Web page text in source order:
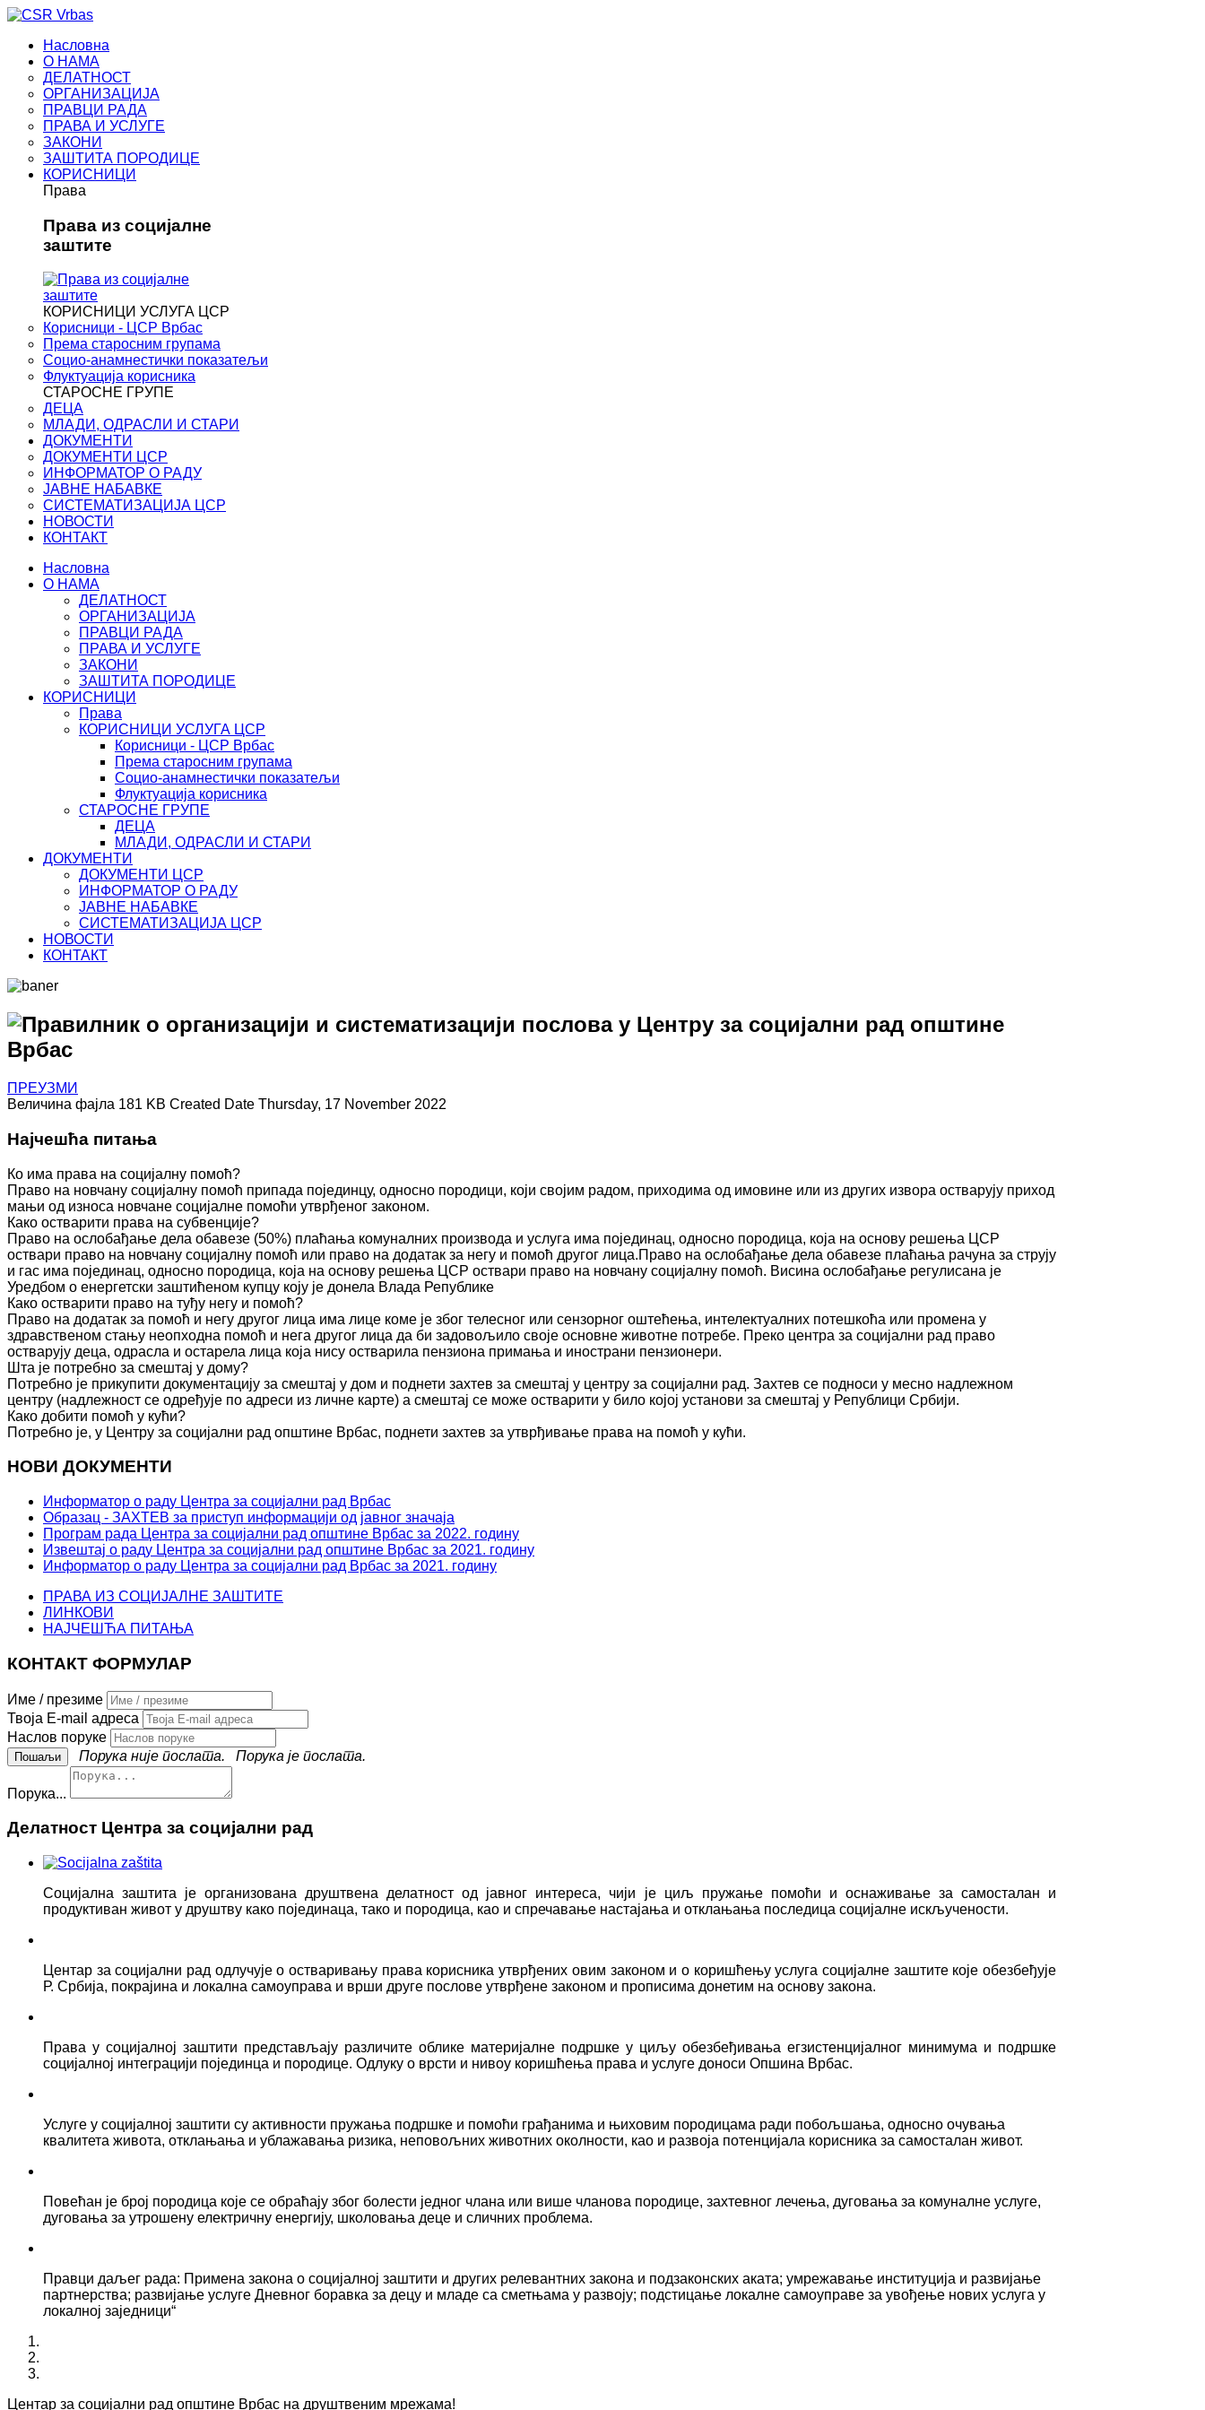
Насловна
О НАМА
ДЕЛАТНОСТ
ОРГАНИЗАЦИЈА
ПРАВЦИ РАДА
ПРАВА И УСЛУГЕ
ЗАКОНИ
ЗАШТИТА ПОРОДИЦЕ
КОРИСНИЦИ
Права
Права из социјалне
заштите
КОРИСНИЦИ УСЛУГА ЦСР
Корисници - ЦСР Врбас
Према старосним групама
Социо-анамнестички показатељи
Флуктуација корисника
СТАРОСНЕ ГРУПЕ
ДЕЦА
МЛАДИ, ОДРАСЛИ И СТАРИ
ДОКУМЕНТИ
ДОКУМЕНТИ ЦСР
ИНФОРМАТОР О РАДУ
ЈАВНЕ НАБАВКЕ
СИСТЕМАТИЗАЦИЈА ЦСР
НОВОСТИ
КОНТАКТ
Насловна
О НАМА
ДЕЛАТНОСТ
ОРГАНИЗАЦИЈА
ПРАВЦИ РАДА
ПРАВА И УСЛУГЕ
ЗАКОНИ
ЗАШТИТА ПОРОДИЦЕ
КОРИСНИЦИ
Права
КОРИСНИЦИ УСЛУГА ЦСР
Корисници - ЦСР Врбас
Према старосним групама
Социо-анамнестички показатељи
Флуктуација корисника
СТАРОСНЕ ГРУПЕ
ДЕЦА
МЛАДИ, ОДРАСЛИ И СТАРИ
ДОКУМЕНТИ
ДОКУМЕНТИ ЦСР
ИНФОРМАТОР О РАДУ
ЈАВНЕ НАБАВКЕ
СИСТЕМАТИЗАЦИЈА ЦСР
НОВОСТИ
КОНТАКТ
Правилник о организацији и систематизацији послова у Центру за социјални рад општине
Врбас
ПРЕУЗМИ
Величина фајла 181 KB Created Date Thursday, 17 November 2022
Најчешћа питања
Ко има права на социјалну помоћ?
Право на новчану социјалну помоћ припада појединцу, односно породици, који својим радом, приходима од имовине или из других извора остварују приход
мањи од износа новчане социјалне помоћи утврђеног законом.
Како остварити права на субвенције?
Право на ослобађање дела обавезе (50%) плаћања комуналних производа и услуга има појединац, односно породица, која на основу решења ЦСР
оствари право на новчану социјалну помоћ или право на додатак за негу и помоћ другог лица.Право на ослобађање дела обавезе плаћања рачуна за струју
и гас има појединац, односно породица, која на основу решења ЦСР оствари право на новчану социјалну помоћ. Висина ослобађање регулисана је
Уредбом о енергетски заштићеном купцу коју је донела Влада Републике
Како остварити право на туђу негу и помоћ?
Право на додатак за помоћ и негу другог лица има лице коме је због телесног или сензорног оштећења, интелектуалних потешкоћа или промена у
здравственом стању неопходна помоћ и нега другог лица да би задовољило своје основне животне потребе. Преко центра за социјални рад право
остварују деца, одрасла и остарела лица која нису остварила пензиона примања и инострани пензионери.
Шта је потребно за смештај у дому?
Потребно је прикупити документацију за смештај у дом и поднети захтев за смештај у центру за социјални рад. Захтев се подноси у месно надлежном
центру (надлежност се одређује по адреси из личне карте) а смештај се може остварити у било којој установи за смештај у Републици Србији.
Како добити помоћ у кући?
Потребно је, у Центру за социјални рад општине Врбас, поднети захтев за утврђивање права на помоћ у кући.
НОВИ ДОКУМЕНТИ
Информатор о раду Центра за социјални рад Врбас
Образац - ЗАХТЕВ за приступ информацији од јавног значаја
Програм рада Центра за социјални рад општине Врбас за 2022. годину
Извештај о раду Центра за социјални рад општине Врбас за 2021. годину
Информатор о раду Центра за социјални рад Врбас за 2021. годину
ПРАВА ИЗ СОЦИЈАЛНЕ ЗАШТИТЕ
ЛИНКОВИ
НАЈЧЕШЋА ПИТАЊА
КОНТАКТ ФОРМУЛАР
Име / презиме
Твоја E-mail адреса
Наслов поруке
Порука није послата.
Порука је послата.
Порука...
Делатност Центра за социјални рад
Социјална заштита је организована друштвена делатност од јавног интереса, чији је циљ пружање помоћи и оснаживање за самосталан и
продуктиван живот у друштву како појединаца, тако и породица, као и спречавање нaстајања и отклањања последица социјалне искључености.
Центар за социјални рад одлучује о остваривању права корисника утврђених овим законом и о коришћењу услуга социјалне заштите које обезбеђује
Р. Србија, покрајина и локална самоуправа и врши друге послове утврђене законом и прописима донетим на основу закона.
Права у социјалној заштити представљају различите облике материјалне подршке у циљу обезбеђивања егзистенцијалног минимума и подршке
социјалној интеграцији појединца и породице. Одлуку о врсти и нивоу коришћења права и услуге доноси Опшина Врбас.
Услуге у социјалној заштити су активности пружања подршке и помоћи грађанима и њиховим породицама ради побољшања, односно очувања
квалитета живота, отклањања и ублажавања ризика, неповољних животних околности, као и развоја потенцијала корисника за самосталан живот.
Повећан је број породица које се обраћају због болести једног члана или више чланова породице, захтевног лечења, дуговања за комуналне услуге,
дуговања за утрошену електричну енергију, школовања деце и сличних проблема.
Правци даљег рада: Примена закона о социјалној заштити и других релевантних закона и подзаконских аката; умрежавање институција и развијање
партнерства; развијање услуге Дневног боравка за децу и младе са сметњама у развоју; подстицање локалне самоуправе за увођење нових услуга у
локалној заједници“
Центар за социјални рад општине Врбас на друштвеним мрежама!